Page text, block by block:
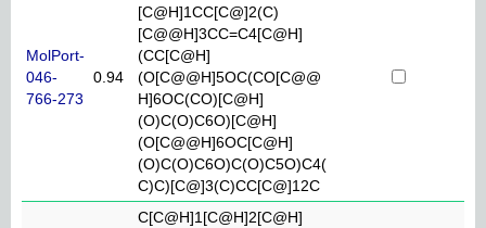
MolPort-
046-
766-273
0.94
[C@H]1CC[C@]2(C)
[C@@H]3CC=C4[C@H]
(CC[C@H]
(O[C@@H]5OC(CO[C@@
H]6OC(CO)[C@H]
(O)C(O)C6O)[C@H]
(O[C@@H]6OC[C@H]
(O)C(O)C6O)C(O)C5O)C4(
C)C)[C@]3(C)CC[C@]12C
C[C@H]1[C@H]2[C@H]